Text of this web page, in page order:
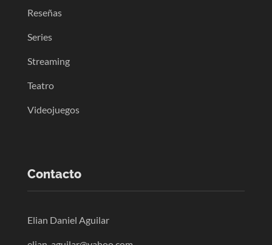
Reseñas
Series
Streaming
Teatro
Videojuegos
Contacto
Elian Daniel Aguilar